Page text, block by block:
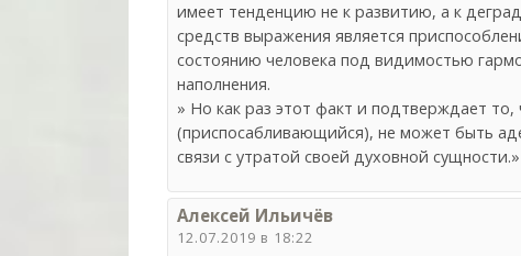
имеет тенденцию не к развитию, а к
средств выражения является
состоянию человека под видимостью
наполнения.
» Но как раз этот факт и подтверждает
(приспосабливающийся), не может быть
связи с утратой своей духовной сущности.»
Алексей Ильичёв
12.07.2019 в 18:22